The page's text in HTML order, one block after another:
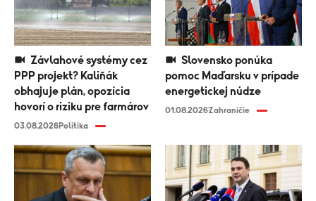
PPP projekt? Kaliňák
obhajuje plán, opozícia
hovorí o riziku pre farmárov
03.08.2026Politika
pomoc Maďarsku v prípade
energetickej núdze
01.08.2026Zahraničie